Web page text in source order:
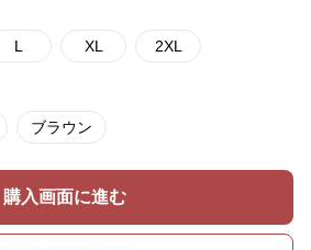
L XL 2XL
ブラウン
購入画面に進む